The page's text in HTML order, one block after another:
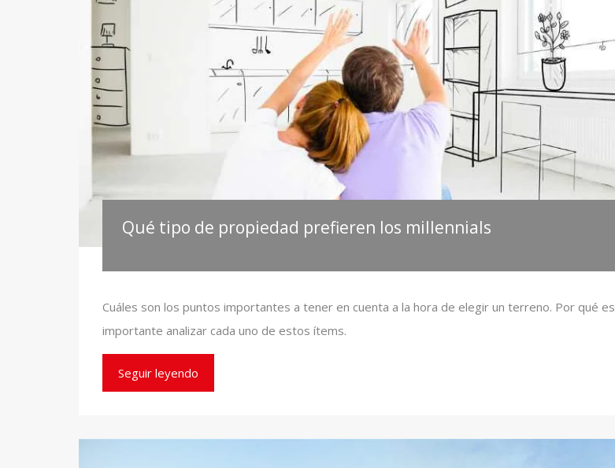
Qué tipo de propiedad prefieren los millennials
Cuáles son los puntos importantes a tener en cuenta a la hora de elegir un terreno. Por qué es
importante analizar cada uno de estos ítems.
Seguir leyendo